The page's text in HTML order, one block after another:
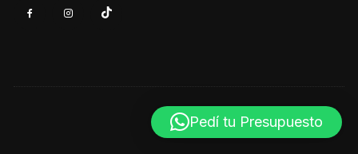
Pedí tu Presupuesto